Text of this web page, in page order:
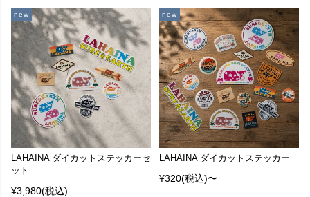
LAHAINA ダイカットステッカーセ
ット
¥3,980(税込)
LAHAINA ダイカットステッカー
¥320(税込)〜